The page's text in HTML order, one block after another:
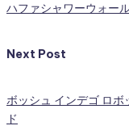
ハファシャワーウォー
Next Post
ボッシュ インデゴ ロ
ド